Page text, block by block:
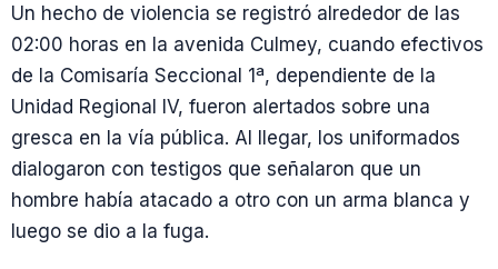
Un hecho de violencia se registró alrededor de las
02:00 horas en la avenida Culmey, cuando efectivos
de la Comisaría Seccional 1ª, dependiente de la
Unidad Regional IV, fueron alertados sobre una
gresca en la vía pública. Al llegar, los uniformados
dialogaron con testigos que señalaron que un
hombre había atacado a otro con un arma blanca y
luego se dio a la fuga.